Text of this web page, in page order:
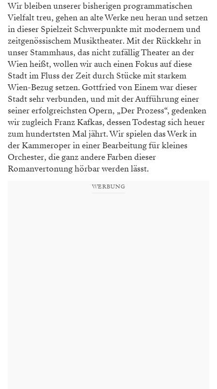
Wir bleiben unserer bisherigen programmatischen
Vielfalt treu, gehen an alte Werke neu heran und setzen
in dieser Spielzeit Schwerpunkte mit modernem und
zeitgenössischem Musiktheater. Mit der Rückkehr in
unser Stammhaus, das nicht zufällig Theater an der
Wien heißt, wollen wir auch einen Fokus auf diese
Stadt im Fluss der Zeit durch Stücke mit starkem
Wien-Bezug setzen. Gottfried von Einem war dieser
Stadt sehr verbunden, und mit der Aufführung einer
seiner erfolgreichsten Opern, „Der Prozess“, gedenken
wir zugleich Franz Kafkas, dessen Todestag sich heuer
zum hundertsten Mal jährt. Wir spielen das Werk in
der Kammeroper in einer Bearbeitung für kleines
Orchester, die ganz andere Farben dieser
Romanvertonung hörbar werden lässt.
WERBUNG